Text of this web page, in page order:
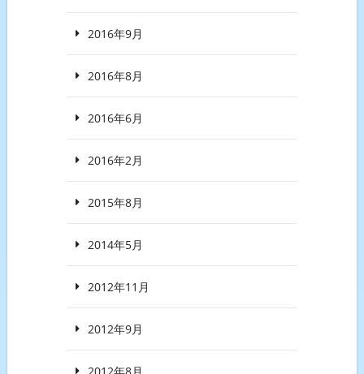
2016年9月
2016年8月
2016年6月
2016年2月
2015年8月
2014年5月
2012年11月
2012年9月